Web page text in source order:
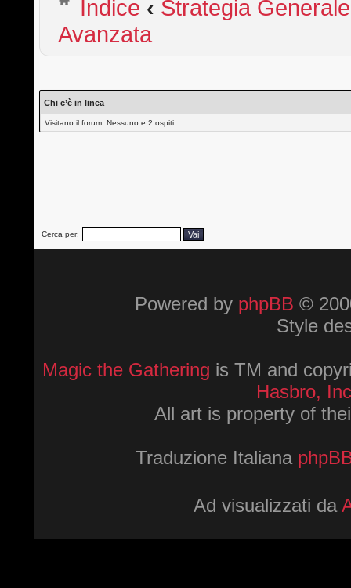
Indice ‹ Strategia Generale
Avanzata
Chi c’è in linea
Visitano il forum: Nessuno e 2 ospiti
Cerca per:
Powered by phpBB ©
Style
Magic the Gathering is TM and
Hasbro,
All art is property of
Traduzione Italiana
Ad visualizzati da